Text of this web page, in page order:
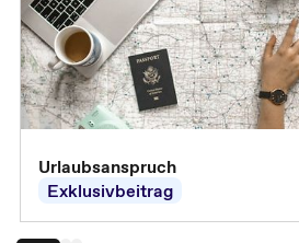
Urlaubsanspruch
Exklusivbeitrag